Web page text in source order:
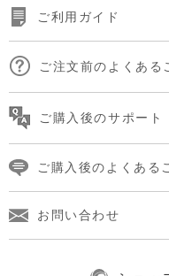
ご利用ガイド
ご注文前のよくある
ご購入後のサポート
ご購入後のよくある
お問い合わせ